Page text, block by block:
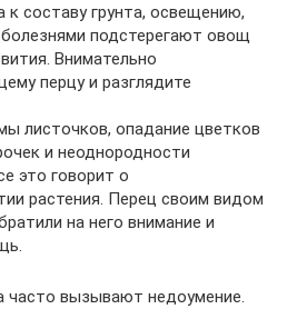
к составу грунта, освещению,
подстерегают овощ
Внимательно
перцу и разглядите
листочков, опадание цветков
и неоднородности
это говорит о
растения. Перец своим видом
на него внимание и
часто вызывают недоумение.